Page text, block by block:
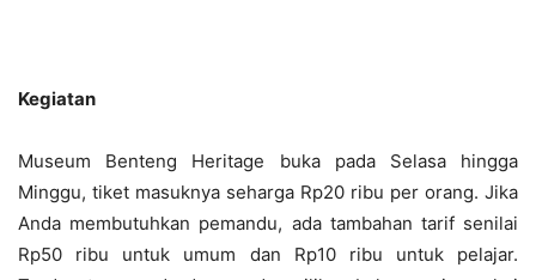
Kegiatan
Museum Benteng Heritage buka pada Selasa hingga
Minggu, tiket masuknya seharga Rp20 ribu per orang. Jika
Anda membutuhkan pemandu, ada tambahan tarif senilai
Rp50 ribu untuk umum dan Rp10 ribu untuk pelajar.